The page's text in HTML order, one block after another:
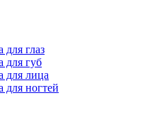
для глаз
для губ
для лица
для ногтей